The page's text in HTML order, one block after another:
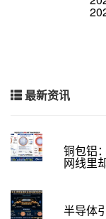
最新资讯
铜包铝
网线里
半导体